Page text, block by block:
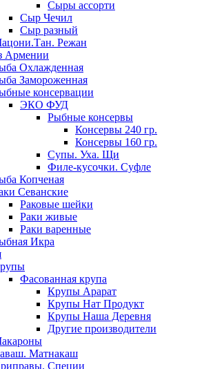
Сыры ассорти
Сыр Чечил
Сыр разный
Режан
Армении
Охлажденная
Замороженная
консервации
ЭКО ФУД
Рыбные консервы
Консервы 240 гр.
Консервы 160 гр.
Супы. Уха. Щи
Филе-кусочки. Суфле
Копченая
Севанские
Раковые шейки
Раки живые
Раки варенные
Икра
Фасованная крупа
Крупы Арарат
Крупы Нат Продукт
Крупы Наша Деревня
Другие производители
Матнакаш
Специи